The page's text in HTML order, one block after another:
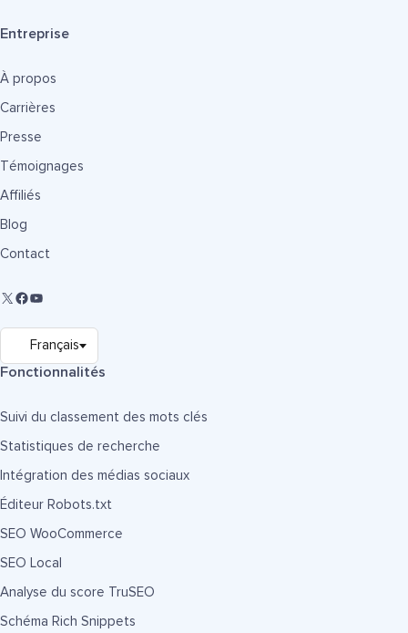
Entreprise
À propos
Carrières
Presse
Témoignages
Affiliés
Blog
Contact
Fonctionnalités
Suivi du classement des mots clés
Statistiques de recherche
Intégration des médias sociaux
Éditeur Robots.txt
SEO WooCommerce
SEO Local
Analyse du score TruSEO
Schéma Rich Snippets